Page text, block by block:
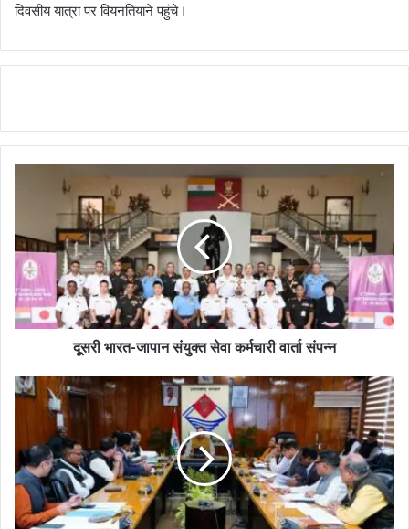
दिवसीय यात्रा पर वियनतियाने पहुंचे।
दूसरी भारत-जापान संयुक्त सेवा कर्मचारी वार्ता संपन्न